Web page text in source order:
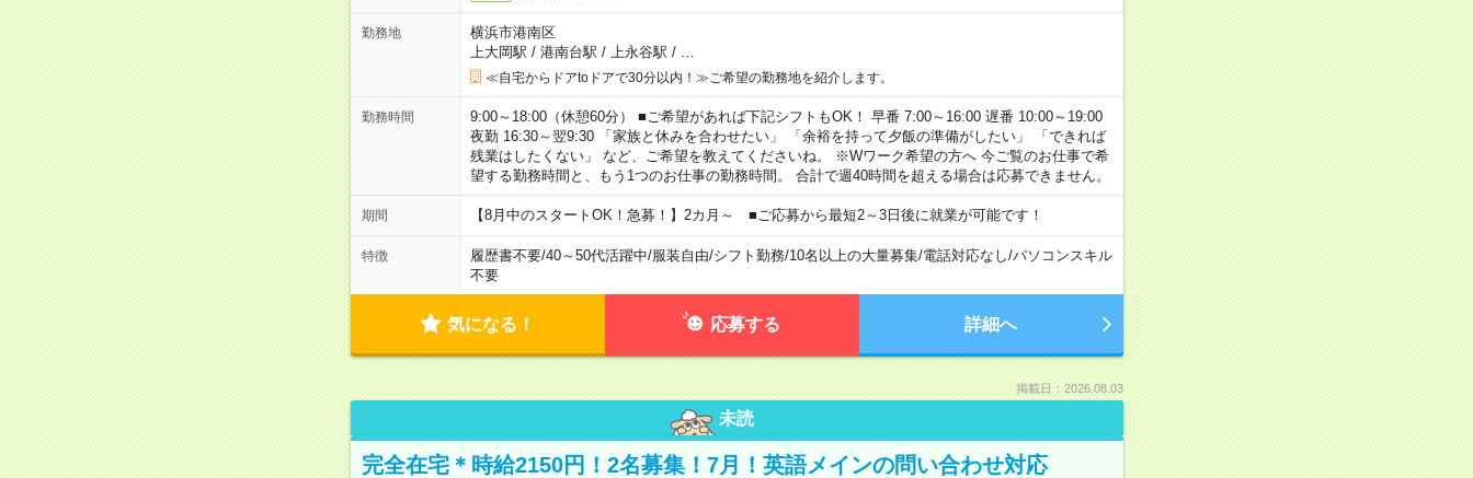
勤務地
横浜市港南区
上大岡駅 / 港南台駅 / 上永谷駅 /
≪自宅からドアtoドアで30分以内！≫ご希望の勤務地を紹介します。
勤務時間
9:00～18:00（休憩60分） ■ご希望があれば下記シフトもOK！ 早番 7:00～16:00 遅番 10:00～19:00
夜勤 16:30～翌9:30 「家族と休みを合わせたい」 「余裕を持って夕飯の準備がしたい」 「できれば
残業はしたくない」 など、ご希望を教えてくださいね。 ※Wワーク希望の方へ 今ご覧のお仕事で希
望する勤務時間と、もう1つのお仕事の勤務時間。 合計で週40時間を超える場合は応募できません。
期間 【8月中のスタートOK！急募！】2カ月～ ■ご応募から最短2～3日後に就業が可能です！
特徴 履歴書不要/40～50代活躍中/服装自由/シフト勤務/10名以上の大量募集/電話対応なし/パソコンスキル
不要
気になる！ 応募する 詳細へ
掲載日：2026.08.03
未読
完全在宅＊時給2150円！2名募集！7月！英語メインの問い合わせ対応